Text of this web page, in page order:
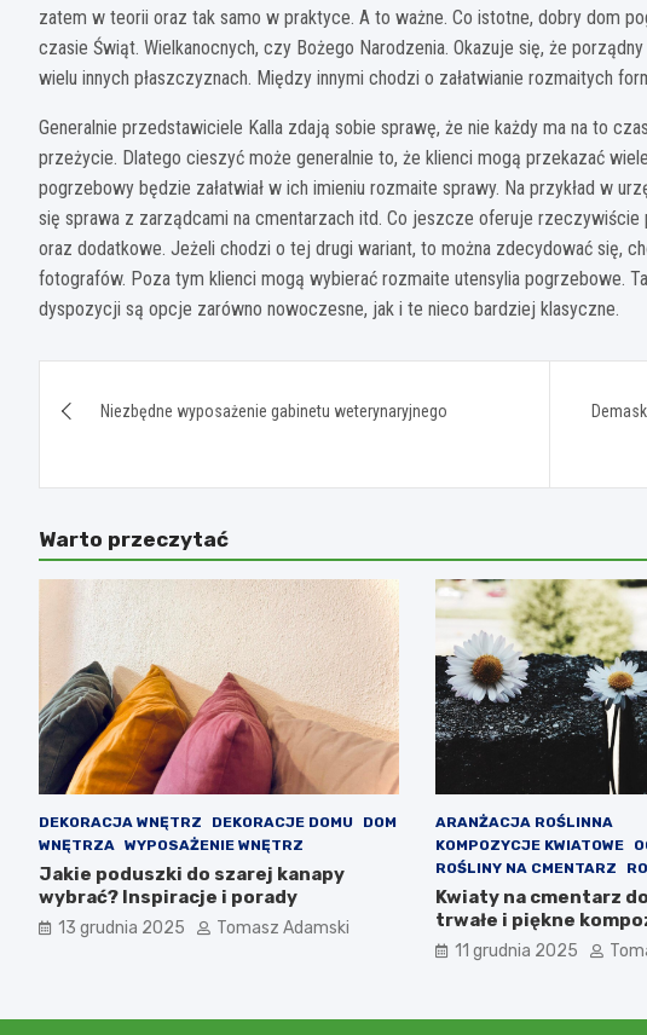
zatem w teorii oraz tak samo w praktyce. A to ważne. Co istotne, dobry dom
czasie Świąt. Wielkanocnych, czy Bożego Narodzenia. Okazuje się, że
wielu innych płaszczyznach. Między innymi chodzi o załatwianie rozmaitych
Generalnie przedstawiciele Kalla zdają sobie sprawę, że nie każdy ma na to
przeżycie. Dlatego cieszyć może generalnie to, że klienci mogą przekazać
pogrzebowy będzie załatwiał w ich imieniu rozmaite sprawy. Na przykład w
się sprawa z zarządcami na cmentarzach itd. Co jeszcze oferuje rzeczywiście
oraz dodatkowe. Jeżeli chodzi o tej drugi wariant, to można zdecydować się,
fotografów. Poza tym klienci mogą wybierać rozmaite utensylia pogrzebowe.
dyspozycji są opcje zarówno nowoczesne, jak i te nieco bardziej klasyczne.
wpisuNiezbędne wyposażenie gabinetu weterynaryjnego
Warto przeczytać
DEKORACJA WNĘTRZ DEKORACJE DOMU
DOM
WNĘTRZA WYPOSAŻENIE WNĘTRZ
Jakie poduszki do szarej kanapy
wybrać? Inspiracje i porady
13 grudnia 2025 Tomasz Adamski
ARANŻACJA ROŚLINNA
KOMPOZYCJE KWIATOWE
ROŚLINY NA CMENTARZ
Kwiaty na cmentarz
trwałe i piękne
11 grudnia 2025